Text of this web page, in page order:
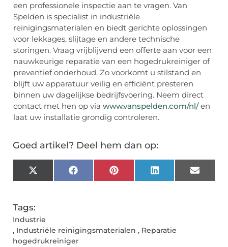
een professionele inspectie aan te vragen. Van
Spelden is specialist in industriële
reinigingsmaterialen en biedt gerichte oplossingen
voor lekkages, slijtage en andere technische
storingen. Vraag vrijblijvend een offerte aan voor een
nauwkeurige reparatie van een hogedrukreiniger of
preventief onderhoud. Zo voorkomt u stilstand en
blijft uw apparatuur veilig en efficiënt presteren
binnen uw dagelijkse bedrijfsvoering. Neem direct
contact met hen op via www.vanspelden.com/nl/en
laat uw installatie grondig controleren.
Goed artikel? Deel hem dan op:
X
(Twitter)
FacebookPinterestLinkedInEmail
Tags:
Industrie
, Industriële reinigingsmaterialen , Reparatie
hogedrukreiniger